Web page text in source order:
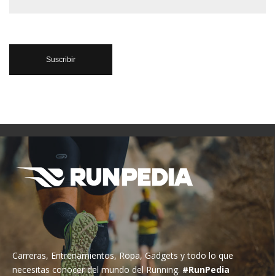
Carreras, Entrenamientos, Ropa, Gadgets y todo lo que
necesitas conocer del mundo del Running. #RunPedia